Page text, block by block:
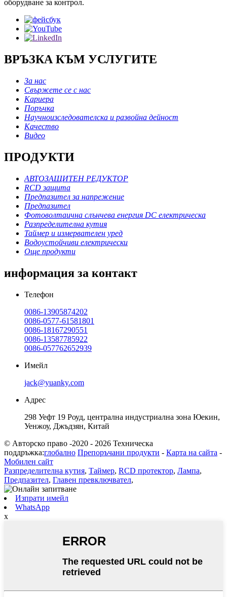
оборудване за контрол.
ВРЪЗКА КЪМ УСЛУГИТЕ
За нас
Свържете се с нас
Кариера
Поръчка
Научноизследователска и развойна дейност
Качество
Видео
ПРОДУКТИ
АВТОЗАЩИТЕН РЕДУКТОР
RCD защита
Предпазител за напрежение
Предпазител
Фотоволтаична слънчева енергия DC електрическа
Разпределителна кутия
Таймер и измервателен уред
Водоустойчиви електрически
Още продукти
информация за контакт
Телефон
0086-13905874202
0086-0577-61581801
0086-18167290551
0086-13587785922
0086-057762652939
Имейл
jack@yuanky.com
Адрес
298 Уефт 19 Роуд, централна индустриална зона Юекин,
Уенжоу, Джъдзян, Китай
© Авторско право -2020 - 2026 Техническа
поддръжка:глобално Препоръчани продукти - Карта на сайта -
Мобилен сайт
Разпределителна кутия, Таймер, RCD протектор, Лампа,
Предпазител, Главен превключвател,
Изпрати имейл
WhatsApp
x